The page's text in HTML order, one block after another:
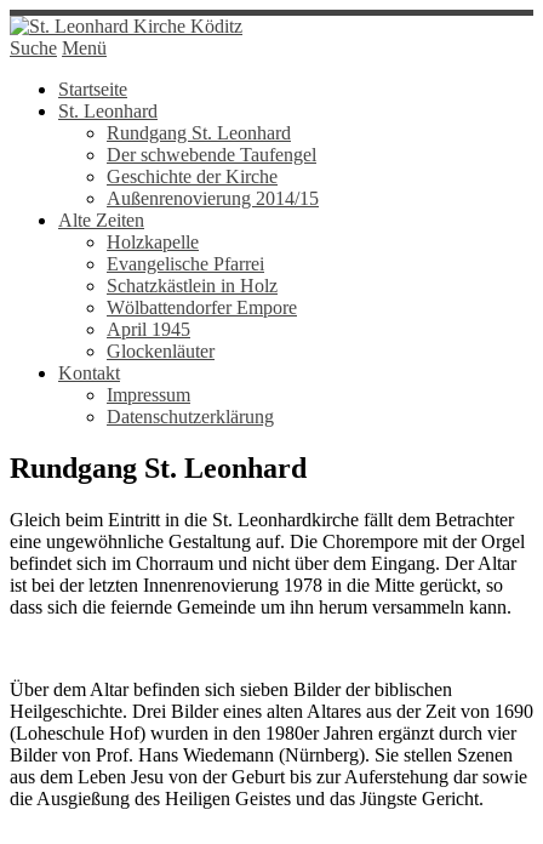
Suche Menü
Startseite
St. Leonhard
Rundgang St. Leonhard
Der schwebende Taufengel
Geschichte der Kirche
Außenrenovierung 2014/15
Alte Zeiten
Holzkapelle
Evangelische Pfarrei
Schatzkästlein in Holz
Wölbattendorfer Empore
April 1945
Glockenläuter
Kontakt
Impressum
Datenschutzerklärung
Rundgang St. Leonhard
Gleich beim Eintritt in die St. Leonhardkirche fällt dem Betrachter
eine ungewöhnliche Gestaltung auf. Die Chorempore mit der Orgel
befindet sich im Chorraum und nicht über dem Eingang. Der Altar
ist bei der letzten Innenrenovierung 1978 in die Mitte gerückt, so
dass sich die feiernde Gemeinde um ihn herum versammeln kann.
Über dem Altar befinden sich sieben Bilder der biblischen
Heilgeschichte. Drei Bilder eines alten Altares aus der Zeit von 1690
(Loheschule Hof) wurden in den 1980er Jahren ergänzt durch vier
Bilder von Prof. Hans Wiedemann (Nürnberg). Sie stellen Szenen
aus dem Leben Jesu von der Geburt bis zur Auferstehung dar sowie
die Ausgießung des Heiligen Geistes und das Jüngste Gericht.